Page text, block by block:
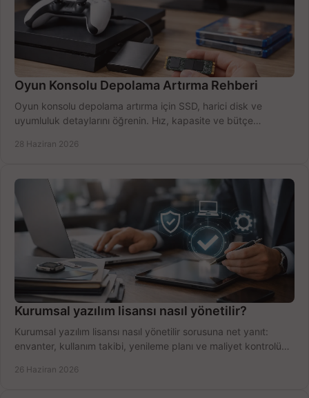
Oyun Konsolu Depolama Artırma Rehberi
Oyun konsolu depolama artırma için SSD, harici disk ve
uyumluluk detaylarını öğrenin. Hız, kapasite ve bütçe
28 Haziran 2026
Kurumsal yazılım lisansı nasıl yönetilir?
Kurumsal yazılım lisansı nasıl yönetilir sorusuna net yanıt:
envanter, kullanım takibi, yenileme planı ve maliyet kontrolü
26 Haziran 2026